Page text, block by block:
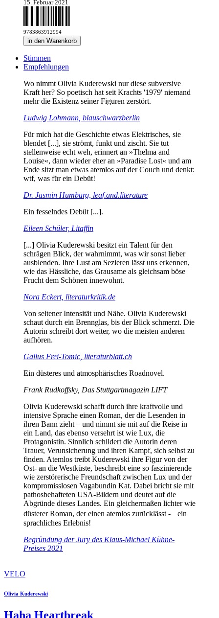
15. Februar 2021
9783863912994
in den Warenkorb
Stimmen
Empfehlungen
Wo nimmt Olivia Kuderewski nur diese subversive
Kraft her? So poetisch hat seit Krachts '1979' niemand
mehr die Existenz seiner Figuren zerstört.
Ludwig Lohmann, blauschwarzberlin
Für mich hat die Geschichte etwas Elektrisches, sie
blendet [...], sie strömt, funkt und zischt. Sie tut
stellenweise echt weh, erinnert an »Thelma and
Louise«, dann wieder eher an »Paradise Lost« und am
Ende sitzt man etwas atemlos auf der Couch und denkt:
wtf, was für ein Debüt!
Dr. Jasmin Humburg, leaf.and.literature
Ein fesselndes Debüt [...].
Eileen Schüler, Litaffin
[...] Olivia Kuderewski besitzt ein Talent für den
schrägen Blick, der wahrnimmt, was wir sonst lieber
ausblenden. Ihre Lust am Sezieren lässt uns erkennen,
wie das Hässliche, das Grausame als gleichsam böse
Frucht dem Schönen innewohnt.
Nora Eckert, literaturkritik.de
Von seltener Intensität und Nähe. Olivia Kuderewski
schaut durch ein Brennglas, bis der Blick schmerzt. Die
Autorin schreibt dort weiter, wo die meisten anderen
aufhören.
Gallus Frei-Tomic, literaturblatt.ch
Ein düsteres und atmosphärisches Roadnovel.
Frank Rudkoffsky, Das Stuttgartmagazin LIFT
Olivia Kuderewski schafft durch ihre kraftvolle und
intensive Sprache einen Roman, der die Lesenden in
ihren Bann zieht – und nimmt sie mit auf die Reise in
ein Land, das ebenso versehrt ist wie Lux, die
Protagonistin. Sinnlich schildert die Autorin deren
Trauer, Verunsicherung und ihren Kampf, sich selbst zu
finden. Atemlos treibt Kuderewski ihre Figur von der
Ost- an die Westküste, beschreibt eine so faszinierende
wie zerstörerische Freundschaft zwischen Lux und der
kompromisslosen Vagabundin Kat. Dabei bricht sie mit
pathosbehafteten USA-Bildern und deutet auf die
Abgründe dieses Landes. Ein gleichermaßen lichter wie
düsterer Roman, der einen atemlos zurücklässt - ein
sprachliches Erlebnis!
Begründung der Jury des Klaus-Michael Kühne-
Preises 2021
VELO
Olivia Kuderewski
Haha Heartbreak